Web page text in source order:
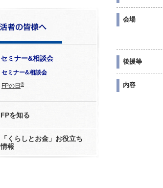
セミナー&相談会
セミナー&相談会
FPの日 ®
FPを知る
「くらしとお金」お役立ち
情報
会場
後援等
内容